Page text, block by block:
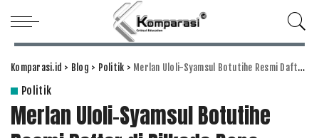
Komparasi.id > Blog > Politik > Merlan Uloli-Syamsul Botutihe Resmi Daftar di Pilkada Bone Bolango
Politik
Merlan Uloli-Syamsul Botutihe